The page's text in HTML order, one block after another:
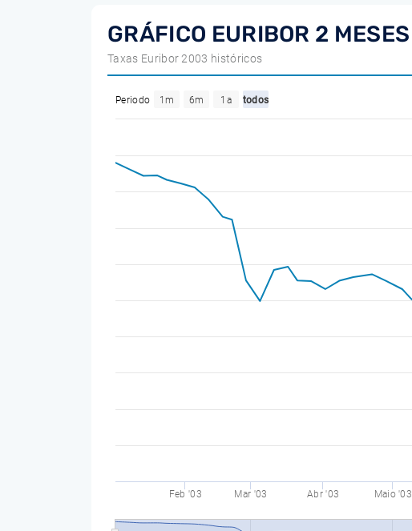
GRÁFICO EURIBOR 2 MESES
Taxas Euribor 2003 históricos
Periodo 1m 6m 1a todos
Feb '03 Mar '03 Abr '03 Maio '03